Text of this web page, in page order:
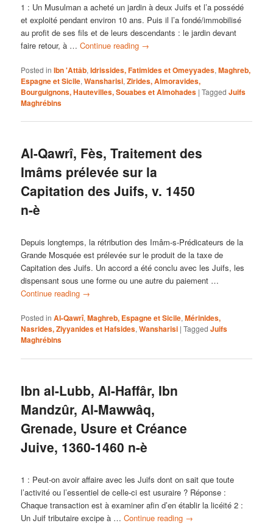
1 : Un Musulman a acheté un jardin à deux Juifs et l’a possédé
et exploité pendant environ 10 ans. Puis il l’a fondé/immobilisé
au profit de ses fils et de leurs descendants : le jardin devant
faire retour, à …Continue reading →
Posted in Ibn 'Attâb,Idrissides, Fatimides et Omeyyades,Maghreb,
Espagne et Sicile,Wansharisi,Zirides, Almoravides,
Bourguignons, Hautevilles, Souabes et Almohades |Tagged Juifs
Maghrébins
Al-Qawrî, Fès, Traitement des
Imâms prélevée sur la
Capitation des Juifs, v. 1450
n-è
Depuis longtemps, la rétribution des Imâm-s-Prédicateurs de la
Grande Mosquée est prélevée sur le produit de la taxe de
Capitation des Juifs. Un accord a été conclu avec les Juifs, les
dispensant sous une forme ou une autre du paiement …
Continue reading →
Posted in Al-Qawrî,Maghreb, Espagne et Sicile,Mérinides,
Nasrides, Ziyyanides et Hafsides,Wansharisi |Tagged Juifs
Maghrébins
Ibn al-Lubb, Al-Haffâr, Ibn
Mandzûr, Al-Mawwâq,
Grenade, Usure et Créance
Juive, 1360-1460 n-è
1 : Peut-on avoir affaire avec les Juifs dont on sait que toute
l’activité ou l’essentiel de celle-ci est usuraire ? Réponse :
Chaque transaction est à examiner afin d’en établir la licéité 2 :
Un Juif tributaire excipe à …Continue reading →